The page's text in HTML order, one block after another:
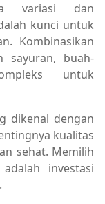
variasi dan
kunci untuk
Kombinasikan
sayuran, buah-
untuk
dikenal dengan
kualitas
sehat. Memilih
investasi